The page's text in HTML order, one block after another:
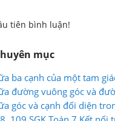
tiên bình luận!
mục
ba cạnh của một tam
đường vuông góc và
góc và cạnh đối diện